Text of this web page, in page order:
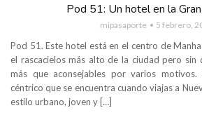
Pod 51: Un hotel en la
mipasaporte 5 febrero,
Pod 51. Este hotel está en el centro de
el rascacielos más alto de la ciudad pero sin
más que aconsejables por varios
céntrico que se encuentra cuando viajas a
estilo urbano, joven y […]